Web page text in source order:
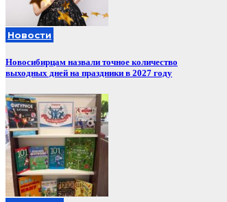
Новости
Новосибирцам назвали точное количество
выходных дней на праздники в 2027 году